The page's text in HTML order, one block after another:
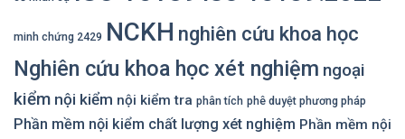
minh chứng 2429 NCKH nghiên cứu khoa học
Nghiên cứu khoa học xét nghiệm ngoại
kiểm nội kiểm nội kiểm tra phân tích phê duyệt phương pháp
Phần mềm nội kiểm chất lượng xét nghiệm Phần mềm nội